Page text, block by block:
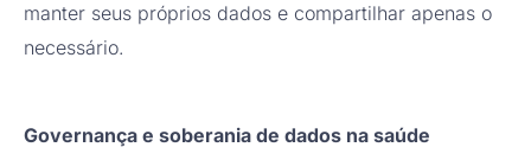
manter seus próprios dados e compartilhar apenas o
necessário.
Governança e soberania de dados na saúde